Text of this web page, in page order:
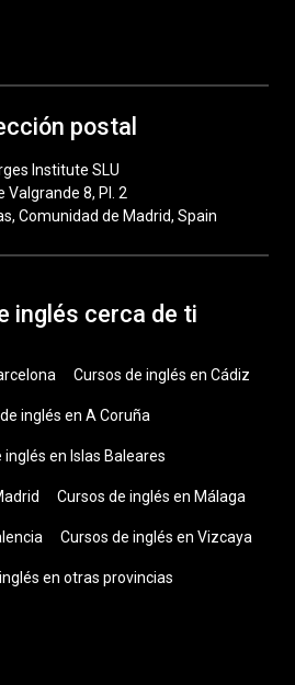
postal
Institute SLU
Valgrande 8, Pl. 2
Comunidad de Madrid, Spain
inglés cerca de ti
Cursos de inglés en Cádiz
inglés en A Coruña
inglés en Islas Baleares
Cursos de inglés en Málaga
Cursos de inglés en Vizcaya
en otras provincias